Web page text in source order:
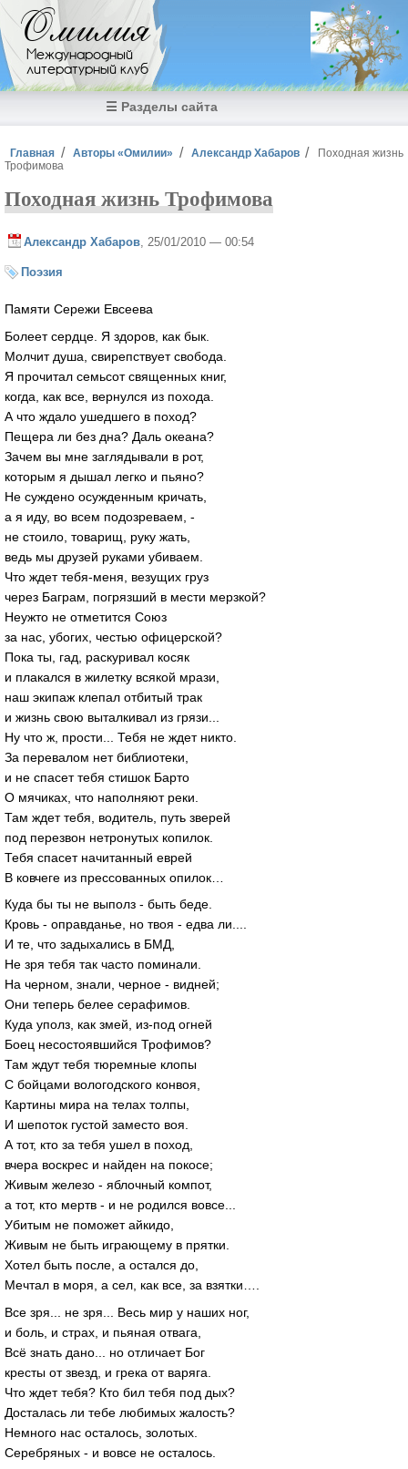
Перейти к основному содержанию
Омилия
Международный
литературный клуб
☰ Разделы сайта
Вы здесь
Главная Авторы «Омилии» Александр Хабаров
Походная жизнь
Трофимова
Походная жизнь Трофимова
Александр Хабаров , 25/01/2010 — 00:54
Поэзия
Памяти Сережи Евсеева
Болеет сердце. Я здоров, как бык.
Молчит душа, свирепствует свобода.
Я прочитал семьсот священных книг,
когда, как все, вернулся из похода.
А что ждало ушедшего в поход?
Пещера ли без дна? Даль океана?
Зачем вы мне заглядывали в рот,
которым я дышал легко и пьяно?
Не суждено осужденным кричать,
а я иду, во всем подозреваем, -
не стоило, товарищ, руку жать,
ведь мы друзей руками убиваем.
Что ждет тебя-меня, везущих груз
через Баграм, погрязший в мести мерзкой?
Неужто не отметится Союз
за нас, убогих, честью офицерской?
Пока ты, гад, раскуривал косяк
и плакался в жилетку всякой мрази,
наш экипаж клепал отбитый трак
и жизнь свою выталкивал из грязи...
Ну что ж, прости... Тебя не ждет никто.
За перевалом нет библиотеки,
и не спасет тебя стишок Барто
О мячиках, что наполняют реки.
Там ждет тебя, водитель, путь зверей
под перезвон нетронутых копилок.
Тебя спасет начитанный еврей
В ковчеге из прессованных опилок…
Куда бы ты не выполз - быть беде.
Кровь - оправданье, но твоя - едва ли....
И те, что задыхались в БМД,
Не зря тебя так часто поминали.
На черном, знали, черное - видней;
Они теперь белее серафимов.
Куда уполз, как змей, из-под огней
Боец несостоявшийся Трофимов?
Там ждут тебя тюремные клопы
С бойцами вологодского конвоя,
Картины мира на телах толпы,
И шепоток густой заместо воя.
А тот, кто за тебя ушел в поход,
вчера воскрес и найден на покосе;
Живым железо - яблочный компот,
а тот, кто мертв - и не родился вовсе...
Убитым не поможет айкидо,
Живым не быть играющему в прятки.
Хотел быть после, а остался до,
Мечтал в моря, а сел, как все, за взятки….
Все зря... не зря... Весь мир у наших ног,
и боль, и страх, и пьяная отвага,
Всё знать дано... но отличает Бог
кресты от звезд, и грека от варяга.
Что ждет тебя? Кто бил тебя под дых?
Досталась ли тебе любимых жалость?
Немного нас осталось, золотых.
Серебряных - и вовсе не осталось.